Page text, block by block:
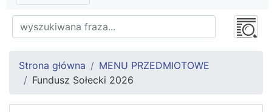
Strona główna
MENU PRZEDMIOTOWE
Fundusz Sołecki 2026